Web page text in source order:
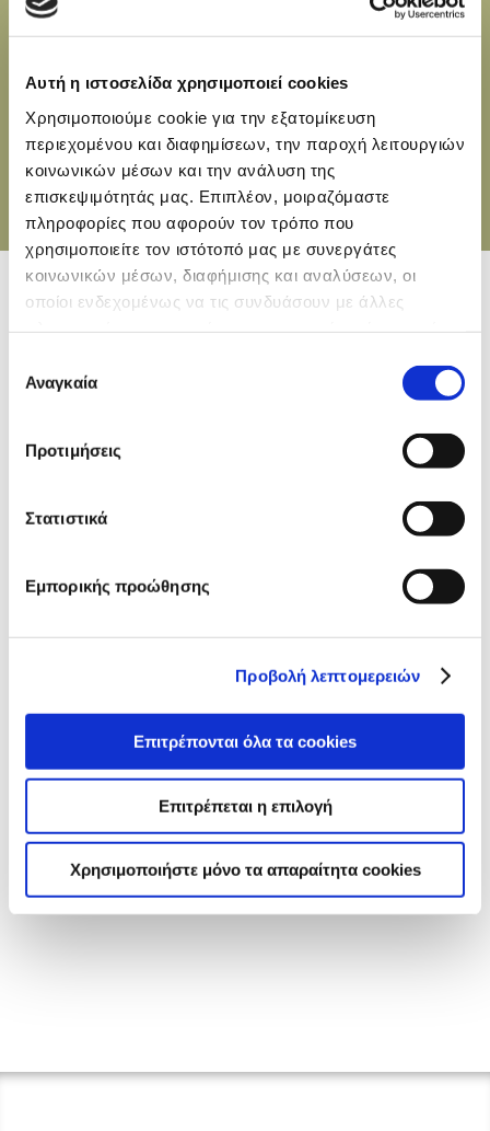
Αυτή η ιστοσελίδα χρησιμοποιεί cookies
Χρησιμοποιούμε cookie για την εξατομίκευση
περιεχομένου και διαφημίσεων, την παροχή λειτουργιών
κοινωνικών μέσων και την ανάλυση της
επισκεψιμότητάς μας. Επιπλέον, μοιραζόμαστε
πληροφορίες που αφορούν τον τρόπο που
χρησιμοποιείτε τον ιστότοπό μας με συνεργάτες
κοινωνικών μέσων, διαφήμισης και αναλύσεων, οι
οποίοι ενδεχομένως να τις συνδυάσουν με άλλες
των υπηρεσιών τους.
συγκατάθεσης
Αναγκαία
Προτιμήσεις
Στατιστικά
Εμπορικής προώθησης
Προβολή λεπτομερειών
Επιτρέπονται όλα τα cookies
Επιτρέπεται η επιλογή
Χρησιμοποιήστε μόνο τα απαραίτητα cookies
Πρωτεΐνες g
Αλάτι g 1,5
Σχετικά προϊόντα
Κρίς Κρίς Σταρένιο με Σίκαλη